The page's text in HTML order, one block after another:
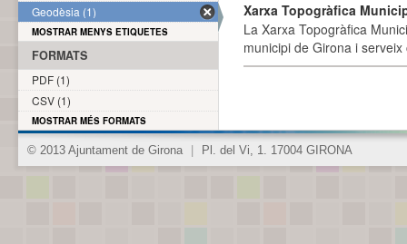
Xarxa Topogràfica
La Xarxa Topogràfica
municipi de Girona i
Geodèsia (1)
MOSTRAR MENYS ETIQUETES
FORMATS
PDF (1)
CSV (1)
MOSTRAR MÉS FORMATS
© 2013 Ajuntament de Girona Pl. del Vi, 1. 17004 GIRONA